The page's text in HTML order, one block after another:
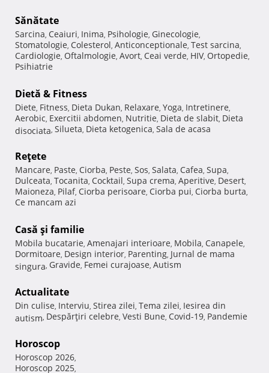
Sănătate
Sarcina, Ceaiuri, Inima, Psihologie, Ginecologie,
Stomatologie, Colesterol, Anticonceptionale, Test sarcina,
Cardiologie, Oftalmologie, Avort, Ceai verde, HIV, Ortopedie,
Psihiatrie
Dietă & Fitness
Diete, Fitness, Dieta Dukan, Relaxare, Yoga, Intretinere,
Aerobic, Exercitii abdomen, Nutritie, Dieta de slabit, Dieta
disociata, Silueta, Dieta ketogenica, Sala de acasa
Reţete
Mancare, Paste, Ciorba, Peste, Sos, Salata, Cafea, Supa,
Dulceata, Tocanita, Cocktail, Supa crema, Aperitive, Desert,
Maioneza, Pilaf, Ciorba perisoare, Ciorba pui, Ciorba burta,
Ce mancam azi
Casă şi familie
Mobila bucatarie, Amenajari interioare, Mobila, Canapele,
Dormitoare, Design interior, Parenting, Jurnal de mama
singura, Gravide, Femei curajoase, Autism
Actualitate
Din culise, Interviu, Stirea zilei, Tema zilei, Iesirea din
autism, Despărţiri celebre, Vesti Bune, Covid-19, Pandemie
Horoscop
Horoscop 2026,
Horoscop 2025,